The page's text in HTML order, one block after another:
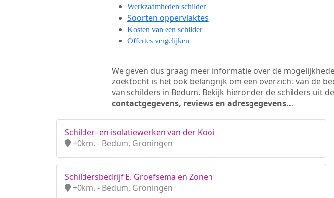
Werkzaamheden schilder
Soorten oppervlaktes
Kosten van een schilder
Offertes vergelijken
We geven dus graag meer informatie over de
zoektocht is het ook belangrijk om een overzicht van de
van schilders in Bedum. Bekijk hieronder de schilders uit
contactgegevens, reviews en adresgegevens...
Schilder- en isolatiewerken van der Kooi
+0km. - Bedum, Groningen
Schildersbedrijf E. Groefsema en Zonen
+0km. - Bedum, Groningen